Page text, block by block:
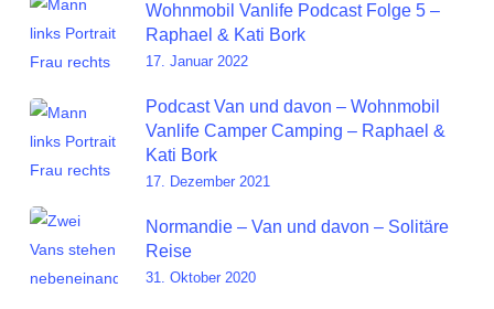
Wohnmobil Vanlife Podcast Folge 5 –
Raphael & Kati Bork
17. Januar 2022
Podcast Van und davon – Wohnmobil
Vanlife Camper Camping – Raphael &
Kati Bork
17. Dezember 2021
Normandie – Van und davon – Solitäre
Reise
31. Oktober 2020